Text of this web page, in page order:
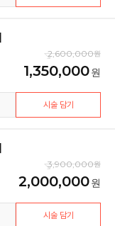
2,600,000
1,350,000
시술 담기
3,900,000
2,000,000
시술 담기